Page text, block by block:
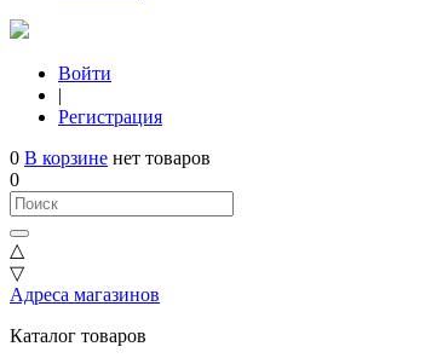
Войти
|
Регистрация
0 В корзине нет товаров
0
△
▽
Адреса магазинов
Каталог товаров